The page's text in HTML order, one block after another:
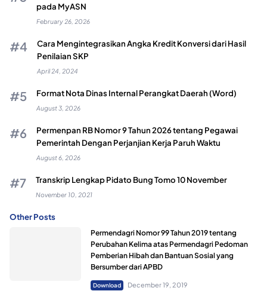
pada MyASN
February 26, 2026
Cara Mengintegrasikan Angka Kredit Konversi dari Hasil
Penilaian SKP
April 24, 2024
Format Nota Dinas Internal Perangkat Daerah (Word)
August 3, 2026
Permenpan RB Nomor 9 Tahun 2026 tentang Pegawai
Pemerintah Dengan Perjanjian Kerja Paruh Waktu
August 6, 2026
Transkrip Lengkap Pidato Bung Tomo 10 November
November 10, 2021
Other Posts
Permendagri Nomor 99 Tahun 2019 tentang
Perubahan Kelima atas Permendagri Pedoman
Pemberian Hibah dan Bantuan Sosial yang
Bersumber dari APBD
Download December 19, 2019